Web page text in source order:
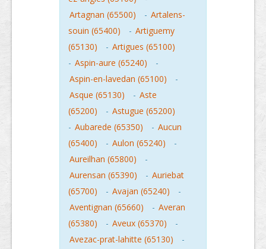
Artagnan (65500)
- Artalens-
souin (65400)
- Artiguemy
(65130)
- Artigues (65100)
- Aspin-aure (65240)
-
Aspin-en-lavedan (65100)
-
Asque (65130)
- Aste
(65200)
- Astugue (65200)
- Aubarede (65350) - Aucun
(65400)
- Aulon (65240)
-
Aureilhan (65800)
-
Aurensan (65390)
- Auriebat
(65700)
- Avajan (65240)
-
Aventignan (65660)
- Averan
(65380)
- Aveux (65370)
-
Avezac-prat-lahitte (65130)
-